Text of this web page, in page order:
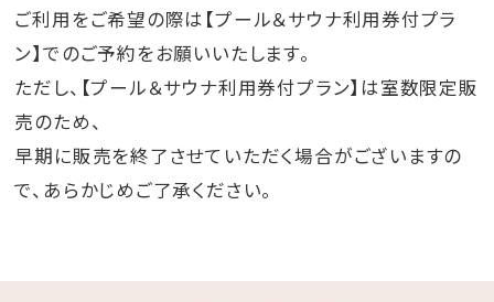
ご利用をご希望の際は【プール＆サウナ利用券付プラ
ン】でのご予約をお願いいたします。
ただし、【プール＆サウナ利用券付プラン】は室数限定販
売のため、
早期に販売を終了させていただく場合がございますの
で、あらかじめご了承ください。